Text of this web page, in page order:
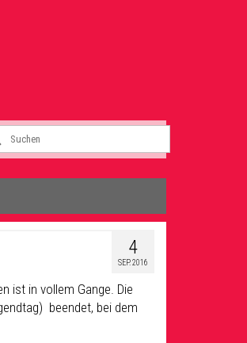
4
SEP. 2016
ist in vollem Gange. Die
beendet, bei dem